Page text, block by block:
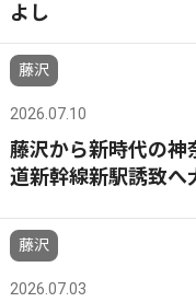
よし
藤沢
2026.07.10
藤沢から新時代の
道新幹線新駅誘致へ
藤沢
2026.07.03